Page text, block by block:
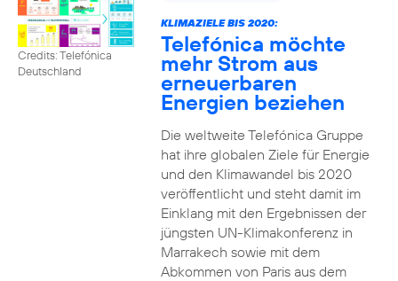
Credits: Telefónica
Deutschland
KLIMAZIELE BIS 2020:
Telefónica möchte
mehr Strom aus
erneuerbaren
Energien beziehen
Die weltweite Telefónica Gruppe
hat ihre globalen Ziele für Energie
und den Klimawandel bis 2020
veröffentlicht und steht damit im
Einklang mit den Ergebnissen der
jüngsten UN-Klimakonferenz in
Marrakech sowie mit dem
Abkommen von Paris aus dem